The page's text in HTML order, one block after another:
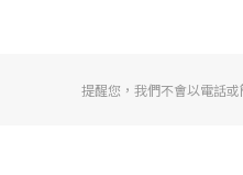
提醒您，我們不會以電話